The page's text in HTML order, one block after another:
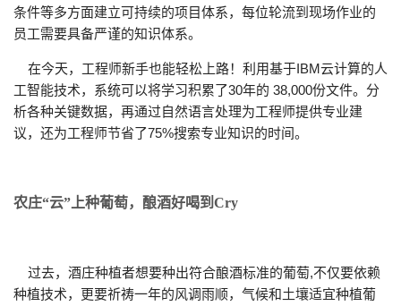
条件等多方面建立可持续的项目体系，每位轮流到现场作业的
员工需要具备严谨的知识体系。
在今天，工程师新手也能轻松上路！利用基于IBM云计算的人
工智能技术， 系统可以将学习积累了30年的 38,000份文件。分
析各种关键数据，再通过自然语言处理为工程师提供专业建
议，还为工程师节省了75%搜索专业知识的时间。
农庄“云”上种葡萄，酿酒好喝到Cry
过去，酒庄种植者想要种出符合酿酒标准的葡萄,不仅要依赖
种植技术，更要祈祷一年的风调雨顺，气候和土壤适宜种植葡